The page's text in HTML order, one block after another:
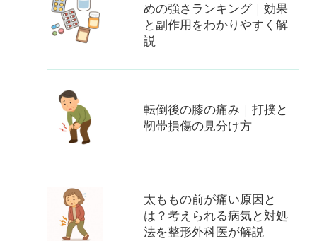
めの強さランキング｜効果
と副作用をわかりやすく解
説
転倒後の膝の痛み｜打撲と
靭帯損傷の見分け方
太ももの前が痛い原因と
は？考えられる病気と対処
法を整形外科医が解説